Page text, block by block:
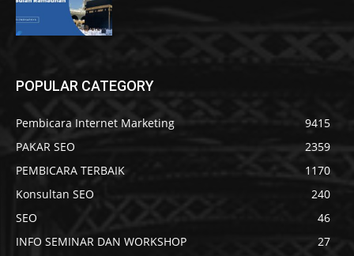
POPULAR CATEGORY
Pembicara Internet Marketing
9415
PAKAR SEO
2359
PEMBICARA TERBAIK
1170
Konsultan SEO
240
SEO
46
INFO SEMINAR DAN WORKSHOP
27